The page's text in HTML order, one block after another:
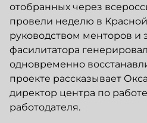
отобранных через
провели неделю в
руководством менторов и
фасилитатора
одновременно
проекте рассказывает
директор центра по
работодателя.